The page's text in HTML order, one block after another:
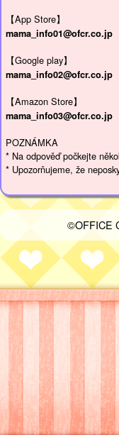
【App Store】
mama_info01@ofcr.co.jp
【Google play】
mama_info02@ofcr.co.jp
【Amazon Store】
mama_info03@ofcr.co.jp
POZNÁMKA
* Na odpověď počkejte
* Upozorňujeme, že
©OFFICE